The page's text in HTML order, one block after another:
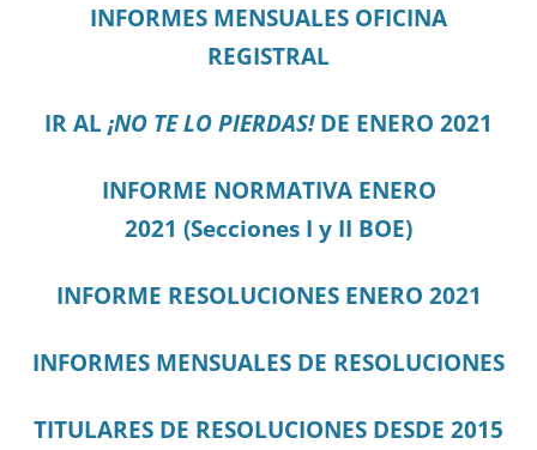
INFORMES MENSUALES OFICINA
REGISTRAL
IR AL ¡NO TE LO PIERDAS!DE ENERO 2021
INFORME NORMATIVA ENERO
2021 (Secciones I y II BOE)
INFORME RESOLUCIONES ENERO 2021
INFORMES MENSUALES DE RESOLUCIONES
TITULARES DE RESOLUCIONES DESDE 2015